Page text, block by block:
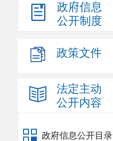
政府信息
公开制度
政策文件
法定主动
公开内容
政府信息公开目录